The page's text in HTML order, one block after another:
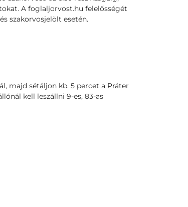
A foglaljorvost.hu felelősségét
szakorvosjelölt esetén.
majd sétáljon kb. 5 percet a Práter
kell leszállni 9-es, 83-as